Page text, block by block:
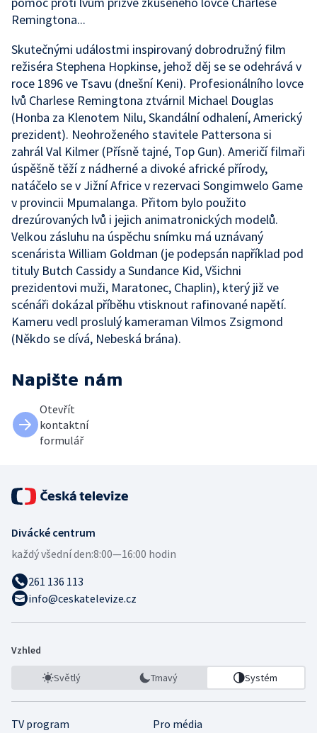
Remingtona...
Skutečnými událostmi inspirovaný dobrodružný film
režiséra Stephena Hopkinse, jehož děj se se odehrává v
roce 1896 ve Tsavu (dnešní Keni). Profesionálního lovce
lvů Charlese Remingtona ztvárnil Michael Douglas
(Honba za Klenotem Nilu, Skandální odhalení, Americký
prezident). Neohroženého stavitele Pattersona si
zahrál Val Kilmer (Přísně tajné, Top Gun). Američí filmaři
úspěšně těží z nádherné a divoké africké přírody,
natáčelo se v Jižní Africe v rezervaci Songimwelo Game
v provincii Mpumalanga. Přitom bylo použito
drezúrovaných lvů i jejich animatronických modelů.
Velkou zásluhu na úspěchu snímku má uznávaný
scenárista William Goldman (je podepsán například pod
tituly Butch Cassidy a Sundance Kid, Všichni
prezidentovi muži, Maratonec, Chaplin), který již ve
scénáři dokázal příběhu vtisknout rafinované napětí.
Kameru vedl proslulý kameraman Vilmos Zsigmond
(Někdo se dívá, Nebeská brána).
Napište nám
Otevřít
kontaktní
formulář
Divácké centrum
každý všední den:8:00—16:00 hodin
261 136 113
info@ceskatelevize.cz
Vzhled
Světlý Tmavý Systém
TV program
Pro média